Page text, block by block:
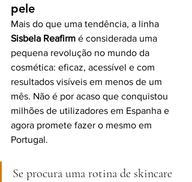
pele
Mais do que uma tendência, a linha
Sisbela Reafirm é considerada uma
pequena revolução no mundo da
cosmética: eficaz, acessível e com
resultados visíveis em menos de um
mês. Não é por acaso que conquistou
milhões de utilizadores em Espanha e
agora promete fazer o mesmo em
Portugal.
Se procura uma rotina de skincare